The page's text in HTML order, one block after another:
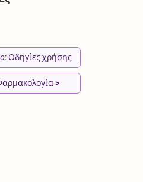
: Οδηγίες χρήσης
>